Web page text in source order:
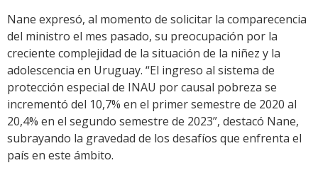
Nane expresó, al momento de solicitar la comparecencia
del ministro el mes pasado, su preocupación por la
creciente complejidad de la situación de la niñez y la
adolescencia en Uruguay. “El ingreso al sistema de
protección especial de INAU por causal pobreza se
incrementó del 10,7% en el primer semestre de 2020 al
20,4% en el segundo semestre de 2023”, destacó Nane,
subrayando la gravedad de los desafíos que enfrenta el
país en este ámbito.